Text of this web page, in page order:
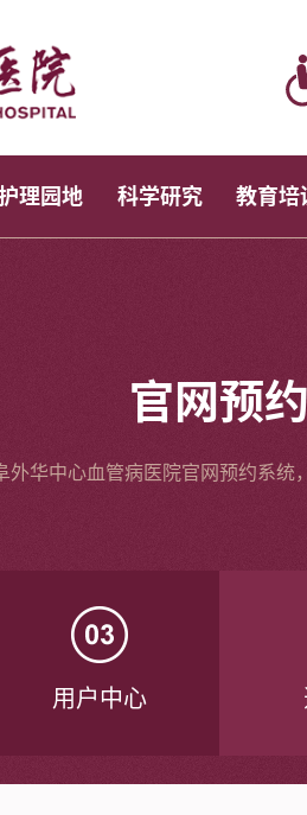
理园地 科学研究 教育培
官网预约
外华中心血管病医院官网预约系统
用户中心